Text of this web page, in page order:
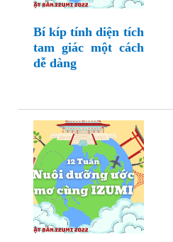
Bí kíp tính diện tích
tam giác một cách
dễ dàng